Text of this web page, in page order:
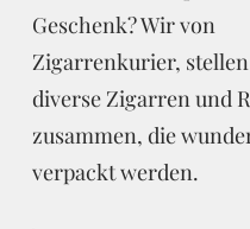
Geschenk? Wir von
Zigarrenkurier,
diverse Zigarren und
zusammen, die
verpackt werden.